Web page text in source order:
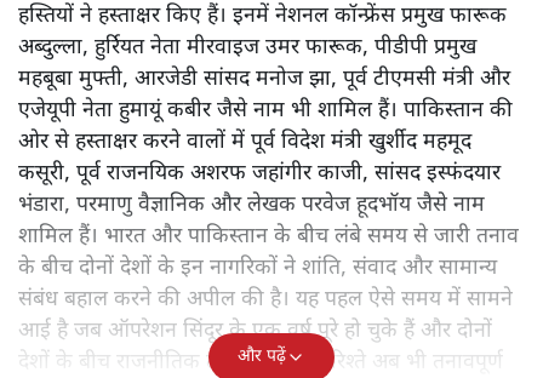
हस्तियों ने हस्ताक्षर किए हैं। इनमें नेशनल कॉन्फ्रेंस प्रमुख फारूक
अब्दुल्ला, हुर्रियत नेता मीरवाइज उमर फारूक, पीडीपी प्रमुख
महबूबा मुफ्ती, आरजेडी सांसद मनोज झा, पूर्व टीएमसी मंत्री और
एजेयूपी नेता हुमायूं कबीर जैसे नाम भी शामिल हैं। पाकिस्तान की
ओर से हस्ताक्षर करने वालों में पूर्व विदेश मंत्री खुर्शीद महमूद
कसूरी, पूर्व राजनयिक अशरफ जहांगीर काजी, सांसद इस्फंदयार
भंडारा, परमाणु वैज्ञानिक और लेखक परवेज हूदभॉय जैसे नाम
शामिल हैं। भारत और पाकिस्तान के बीच लंबे समय से जारी तनाव
के बीच दोनों देशों के इन नागरिकों ने शांति, संवाद और सामान्य
संबंध बहाल करने की अपील की है। यह पहल ऐसे समय में सामने
आई है जब ऑपरेशन सिंदूर के एक वर्ष पूरे हो चुके हैं और दोनों
देशों के बीच राजनीतिक तथा कूटनीतिक रिश्ते अब भी तनावपूर्ण
और पढ़ें